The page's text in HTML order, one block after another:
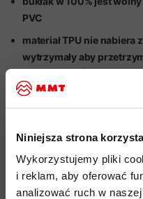
Niniejsza strona
Wykorzystujemy pliki
i reklam, aby oferować
analizować ruch w
PVC
materiał TPU nie nabiera
wytrzymały aby
o
szeroki wlew ułatwia
pielęgnacji i
bukłak można myć w
listwa zamykającaSLIDE-
stronę - zabezpieczenie